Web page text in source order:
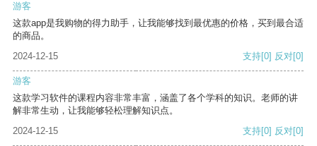
游客
这款app是我购物的得力助手，让我能够找到最优惠的价格，买到最合适
的商品。
2024-12-15
支持[0] 反对[0]
游客
这款学习软件的课程内容非常丰富，涵盖了各个学科的知识。老师的讲
解非常生动，让我能够轻松理解知识点。
2024-12-15
支持[0] 反对[0]